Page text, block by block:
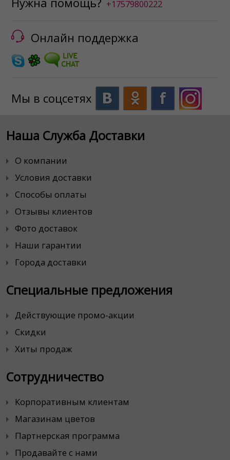
+17579800222
Онлайн поддержка
Мы в соцсетях
Наша Служба Доставки
О компании
Условия доставки
Способы оплаты
Отзывы клиентов
Фото доставок
Наши гарантии
Города доставки
Специальные предложения
Действующие промо-акции
Скидки
Хиты продаж
Сотрудничество
Корпоративным клиентам
Магазинам цветов
Партнерская программа
Продавайте с нами